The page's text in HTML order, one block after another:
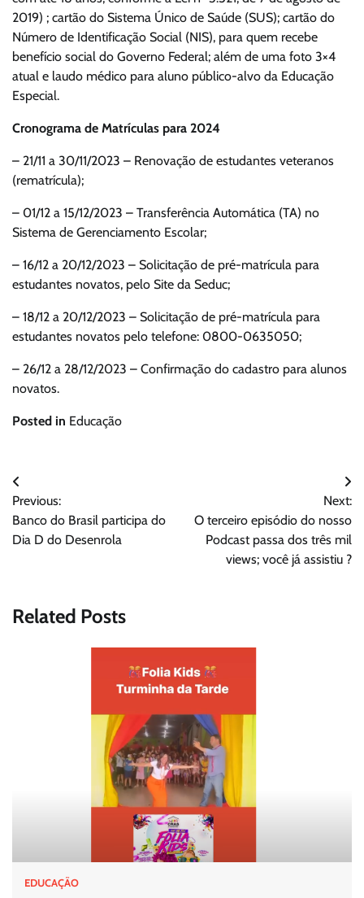
2019) ; cartão do Sistema Único de Saúde (SUS); cartão do
Número de Identificação Social (NIS), para quem recebe
benefício social do Governo Federal; além de uma foto 3×4
atual e laudo médico para aluno público-alvo da Educação
Especial.
Cronograma de Matrículas para 2024
– 21/11 a 30/11/2023 – Renovação de estudantes veteranos
(rematrícula);
– 01/12 a 15/12/2023 – Transferência Automática (TA) no
Sistema de Gerenciamento Escolar;
– 16/12 a 20/12/2023 – Solicitação de pré-matrícula para
estudantes novatos, pelo Site da Seduc;
– 18/12 a 20/12/2023 – Solicitação de pré-matrícula para
estudantes novatos pelo telefone: 0800-0635050;
– 26/12 a 28/12/2023 – Confirmação do cadastro para alunos
novatos.
Posted in Educação
Navegação
de
Post
Previous:
Banco do Brasil participa do
Dia D do Desenrola
Next:
O terceiro episódio do nosso
Podcast passa dos três mil
views; você já assistiu ?
Related Posts
EDUCAÇÃO